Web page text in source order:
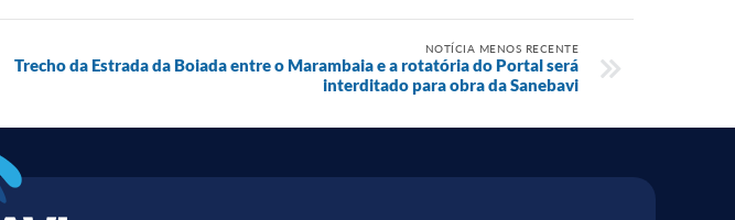
NOTÍCIA MENOS RECENTE
Trecho da Estrada da Boiada entre o Marambaia e a rotatória do Portal será
interditado para obra da Sanebavi